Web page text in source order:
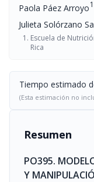
Paola Páez Arroyo1
Julieta Solórzano
Escuela de
Rica
Tiempo estimado
(Esta estimación no
Resumen
PO395.
Y